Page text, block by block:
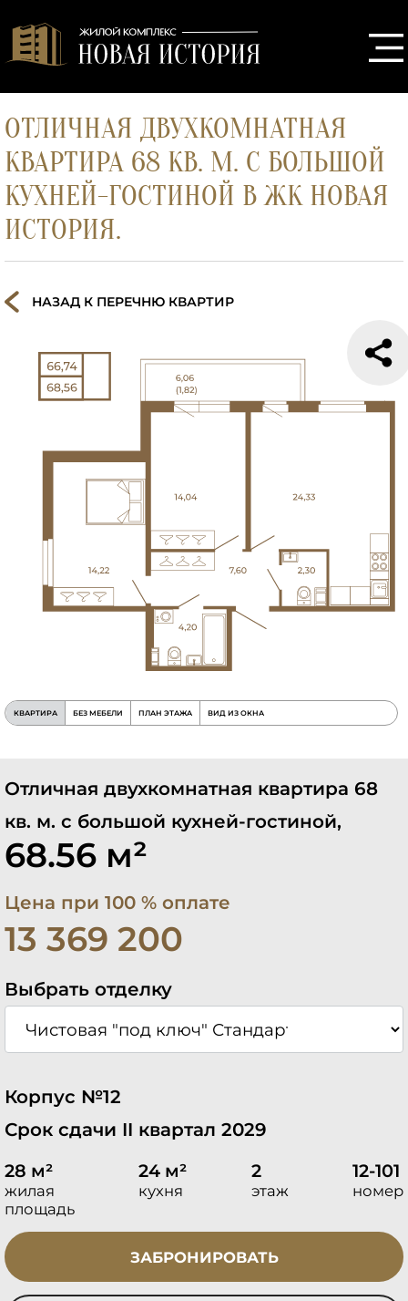
ОТЛИЧНАЯ ДВУХКОМНАТНАЯ
КВАРТИРА 68 КВ. М. С БОЛЬШОЙ
КУХНЕЙ-ГОСТИНОЙ В ЖК НОВАЯ
ИСТОРИЯ.
Отличная двухкомнатная квартира 68
кв. м. с большой кухней-гостиной,
68.56 м²
Цена при 100 % оплате
13 369 200
Выбрать отделку
Корпус №12
Срок сдачи II квартал 2029
28 м²
жилая
площадь
24 м²
кухня
2
этаж
12-101
номер
ЗАБРОНИРОВАТЬ
НАЗАД К ПЕРЕЧНЮ КВАРТИР
КВАРТИРА БЕЗ МЕБЕЛИ ПЛАН ЭТАЖА ВИД ИЗ ОКНА